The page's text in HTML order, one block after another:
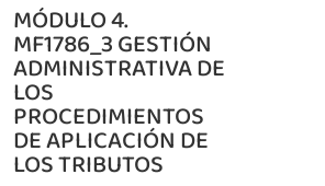
MÓDULO 4.
MF1786_3 GESTIÓN
ADMINISTRATIVA DE
LOS
PROCEDIMIENTOS
DE APLICACIÓN DE
LOS TRIBUTOS